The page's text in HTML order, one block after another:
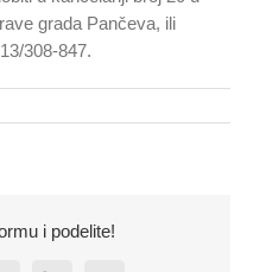
grada Pančeva, ili
308-847.
i podelite!